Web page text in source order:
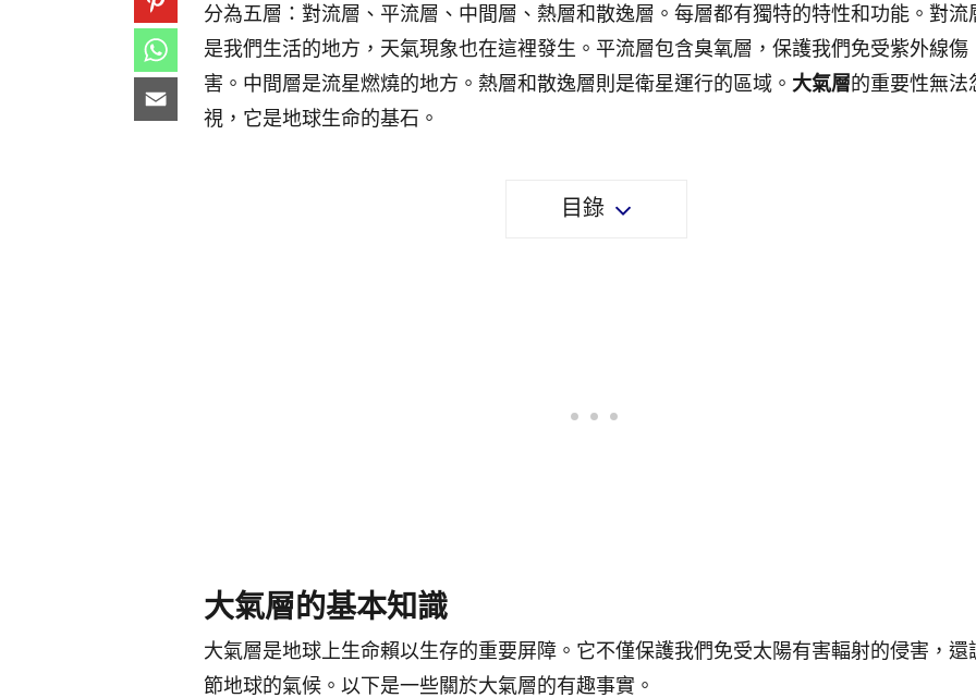
分為五層：對流層、平流層、中間層、熱層和散逸層。每層都有獨特的特性和功能。對流
是我們生活的地方，天氣現象也在這裡發生。平流層包含臭氧層，保護我們免受紫外線傷
害。中間層是流星燃燒的地方。熱層和散逸層則是衛星運行的區域。 大氣層的重要性無法
視，它是地球生命的基石。
目錄
大氣層的基本知識
大氣層是地球上生命賴以生存的重要屏障。它不僅保護我們免受太陽有害輻射的侵害，還
節地球的氣候。以下是一些關於大氣層的有趣事實。